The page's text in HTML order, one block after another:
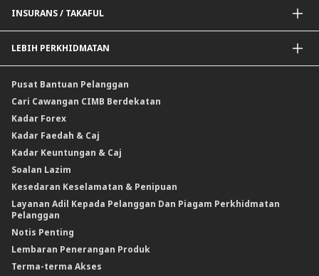
Kadar Faedah
Kadar Keuntungan
Penyelesaian Perlindungan Nilai Komoditi
INSURANS / TAKAFUL
Insurans Am / Takaful
LEBIH PERKHIDMATAN
Pusat Bantuan Pelanggan
Cari Cawangan CIMB Berdekatan
Kadar Forex
Kadar Faedah & Caj
Kadar Keuntungan & Caj
Soalan Lazim
Kesedaran Keselamatan & Penipuan
Layanan Adil Kepada Pelanggan Dan Piagam Perkhidmatan
Pelanggan
Notis Penting
Lembaran Penerangan Produk
Terma-terma Akses